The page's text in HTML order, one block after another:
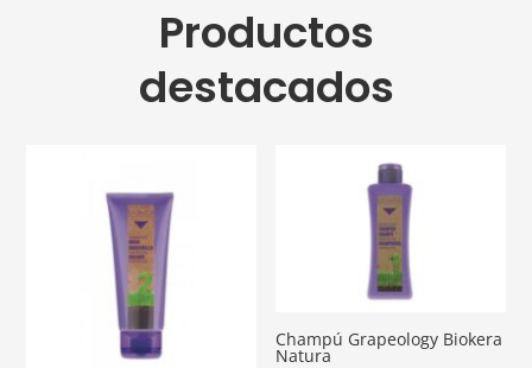
Productos
destacados
Champú Grapeology Biokera
Natura